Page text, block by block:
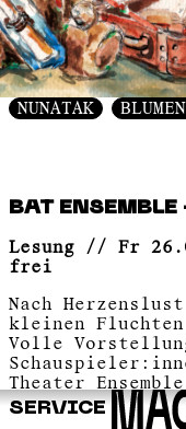
SERVICE
NUNATAK
BAT
Lesung // Fr
frei
Nach
kleinen
Volle
Theater
Schrankkoffer
Reiseliteratur